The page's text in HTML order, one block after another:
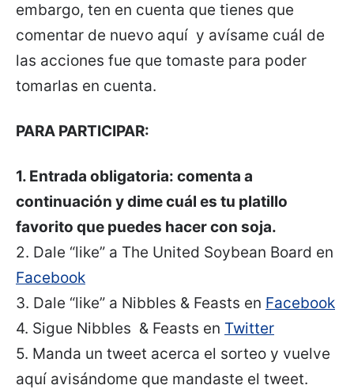
embargo, ten en cuenta que tienes que
comentar de nuevo aquí y avísame cuál de
las acciones fue que tomaste para poder
tomarlas en cuenta.
PARA PARTICIPAR:
1. Entrada obligatoria: comenta a
continuación y dime cuál es tu platillo
favorito que puedes hacer con soja.
2. Dale “like” a The United Soybean Board en
Facebook
3. Dale “like” a Nibbles & Feasts en Facebook
4. Sigue Nibbles & Feasts en Twitter
5. Manda un tweet acerca el sorteo y vuelve
aquí avisándome que mandaste el tweet.